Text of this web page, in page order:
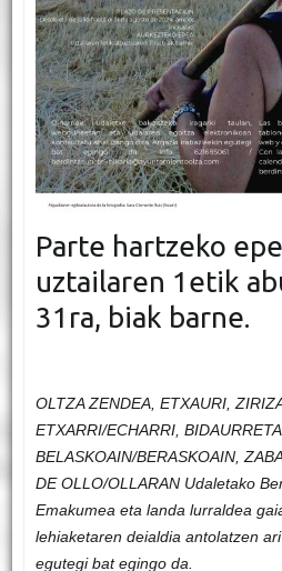
Parte hartzeko
uztailaren 1etik
31ra, biak barne.
OLTZA ZENDEA, ETXAURI,
ETXARRI/ECHARRI,
BELASKOAIN/BERASKOAIN,
DE OLLO/OLLARAN Udaletako
Emakumea eta landa lurraldea
lehiaketaren deialdia antolatzen
egutegi bat egingo da.